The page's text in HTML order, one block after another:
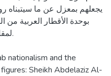
يجعلهم بمعزل عن ما سيتبناه
بوحدة الأقطار العربية من
nationalism and the
Sheikh Abdelaziz Al-